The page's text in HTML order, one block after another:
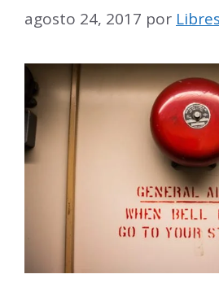
agosto 24, 2017 por